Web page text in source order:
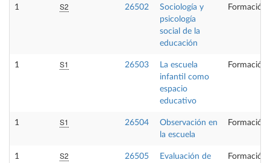
1 S2 26502
Sociología y
psicología
social de la
educación
Formación
1 S1 26503
La escuela
infantil como
espacio
educativo
Formación
1 S1 26504
Observación en
la escuela
Formación
1 S2 26505
Evaluación de
Formación